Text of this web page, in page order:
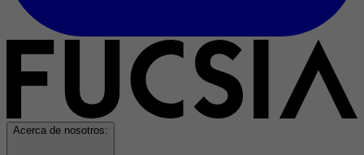
Acerca de nosotros: